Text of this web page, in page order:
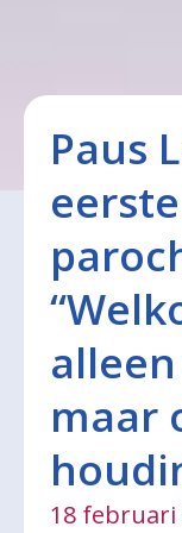
Paus
eerste
maar
18 februari